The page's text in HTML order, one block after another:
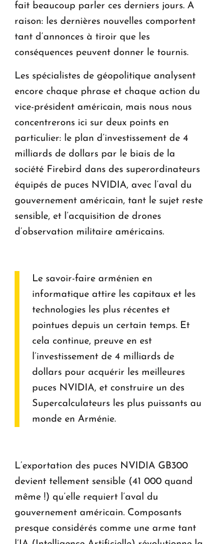
fait beaucoup parler ces derniers jours. A
raison: les dernières nouvelles comportent
tant d’annonces à tiroir que les
conséquences peuvent donner le tournis.
Les spécialistes de géopolitique analysent
encore chaque phrase et chaque action du
vice-président américain, mais nous nous
concentrerons ici sur deux points en
particulier: le plan d’investissement de 4
milliards de dollars par le biais de la
société Firebird dans des superordinateurs
équipés de puces NVIDIA, avec l’aval du
gouvernement américain, tant le sujet reste
sensible, et l’acquisition de drones
d’observation militaire américains.
Le savoir-faire arménien en
informatique attire les capitaux et les
technologies les plus récentes et
pointues depuis un certain temps. Et
cela continue, preuve en est
l’investissement de 4 milliards de
dollars pour acquérir les meilleures
puces NVIDIA, et construire un des
Supercalculateurs les plus puissants au
monde en Arménie.
L’exportation des puces NVIDIA GB300
devient tellement sensible (41 000 quand
même !) qu’elle requiert l’aval du
gouvernement américain. Composants
presque considérés comme une arme tant